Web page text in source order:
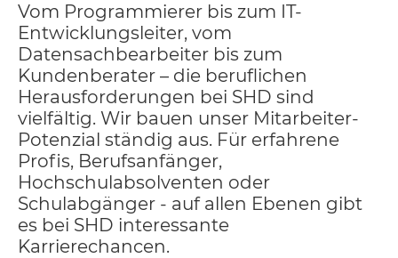
Vom Programmierer bis zum IT-
Entwicklungsleiter, vom
Datensachbearbeiter bis zum
Kundenberater – die beruflichen
Herausforderungen bei SHD sind
vielfältig. Wir bauen unser Mitarbeiter-
Potenzial ständig aus. Für erfahrene
Profis, Berufsanfänger,
Hochschulabsolventen oder
Schulabgänger - auf allen Ebenen gibt
es bei SHD interessante
Karrierechancen.